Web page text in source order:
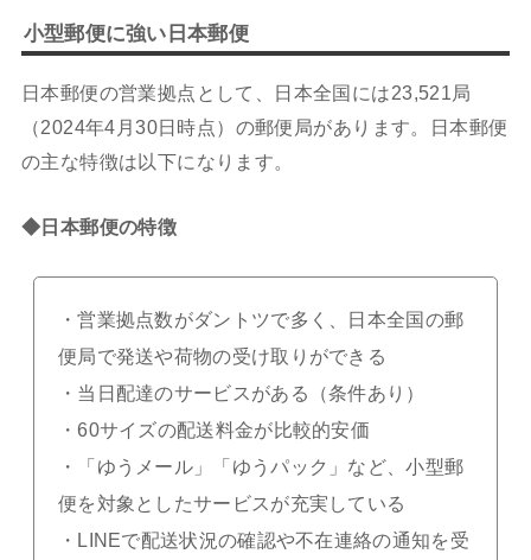
小型郵便に強い日本郵便
日本郵便の営業拠点として、日本全国には23,521局
（2024年4月30日時点）の郵便局があります。日本郵便
の主な特徴は以下になります。
◆日本郵便の特徴
・営業拠点数がダントツで多く、日本全国の郵
便局で発送や荷物の受け取りができる
・当日配達のサービスがある（条件あり）
・60サイズの配送料金が比較的安価
・「ゆうメール」「ゆうパック」など、小型郵
便を対象としたサービスが充実している
・LINEで配送状況の確認や不在連絡の通知を受